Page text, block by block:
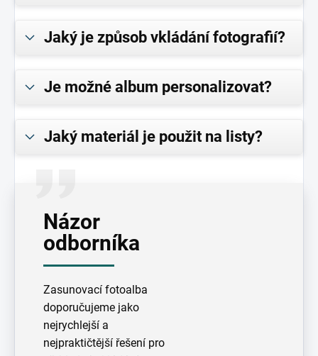
Jaký je způsob vkládání fotografií?
Je možné album personalizovat?
Jaký materiál je použit na listy?
Názor
odborníka
Zasunovací fotoalba
doporučujeme jako
nejrychlejší a
nejpraktičtější řešení pro